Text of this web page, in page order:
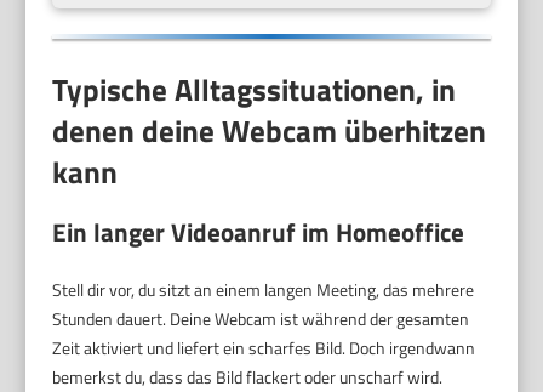
Typische Alltagssituationen, in
denen deine Webcam überhitzen
kann
Ein langer Videoanruf im Homeoffice
Stell dir vor, du sitzt an einem langen Meeting, das mehrere
Stunden dauert. Deine Webcam ist während der gesamten
Zeit aktiviert und liefert ein scharfes Bild. Doch irgendwann
bemerkst du, dass das Bild flackert oder unscharf wird.